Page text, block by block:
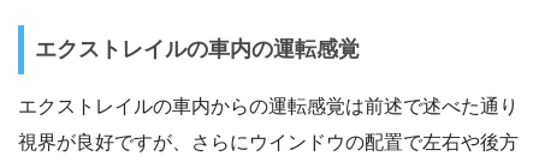
エクストレイルの車内の運転感覚
エクストレイルの車内からの運転感覚は前述で述べた通り
視界が良好ですが、さらにウインドウの配置で左右や後方